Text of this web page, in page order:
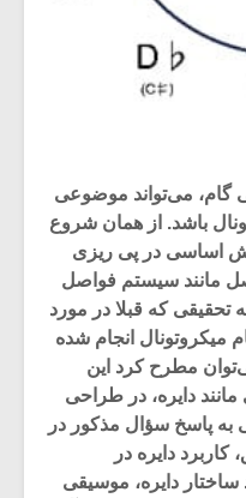
گام، می‌تواند موضوعی
باشد. از همان شروع
اساسی در پی ریزی
مانند سیستم فواصل
تحقیقی که قبلا در مورد
انجام شده
مطرح کرد این
دایره، در طراحی
به پاسخ سؤال مذکور در
دایره در
ساختار دایره، موسیقی